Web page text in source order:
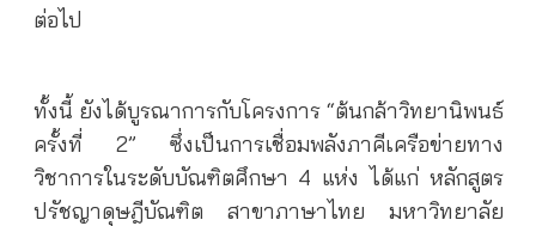
ต่อไป
ทั้งนี้ ยังได้บูรณาการกับโครงการ “ต้นกล้าวิทยานิพนธ์
ครั้งที่ 2” ซึ่งเป็นการเชื่อมพลังภาคีเครือข่ายทาง
วิชาการในระดับบัณฑิตศึกษา 4 แห่ง ได้แก่ หลักสูตร
ปรัชญาดุษฎีบัณฑิต สาขาภาษาไทย มหาวิทยาลัย